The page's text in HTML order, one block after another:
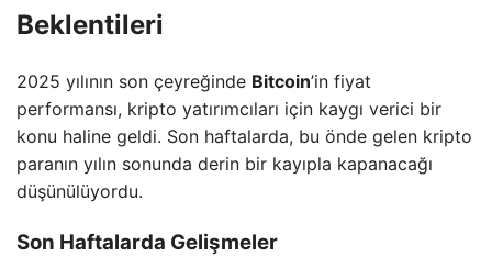
Beklentileri
2025 yılının son çeyreğinde Bitcoin’in fiyat
performansı, kripto yatırımcıları için kaygı verici bir
konu haline geldi. Son haftalarda, bu önde gelen kripto
paranın yılın sonunda derin bir kayıpla kapanacağı
düşünülüyordu.
Son Haftalarda Gelişmeler